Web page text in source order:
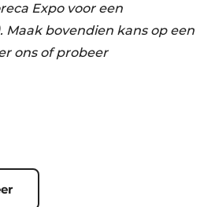
Expo voor een
Maak bovendien kans op een
ons of probeer